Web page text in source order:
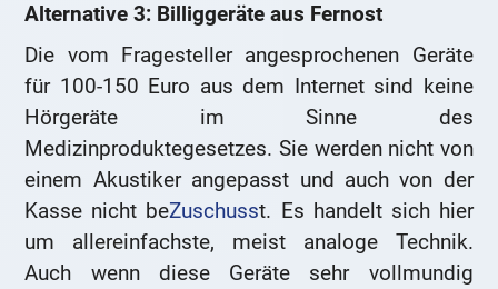
Alternative 3: Billiggeräte aus Fernost
Die vom Fragesteller angesprochenen Geräte
für 100-150 Euro aus dem Internet sind keine
Hörgeräte im Sinne des
Medizinproduktegesetzes. Sie werden nicht von
einem Akustiker angepasst und auch von der
Kasse nicht beZuschusst. Es handelt sich hier
um allereinfachste, meist analoge Technik.
Auch wenn diese Geräte sehr vollmundig